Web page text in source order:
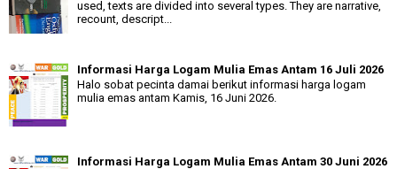
used, texts are divided into several types. They are narrative,
recount, descript...
Informasi Harga Logam Mulia Emas Antam 16 Juli 2026
Halo sobat pecinta damai berikut informasi harga logam
mulia emas antam Kamis, 16 Juni 2026.
Informasi Harga Logam Mulia Emas Antam 30 Juni 2026